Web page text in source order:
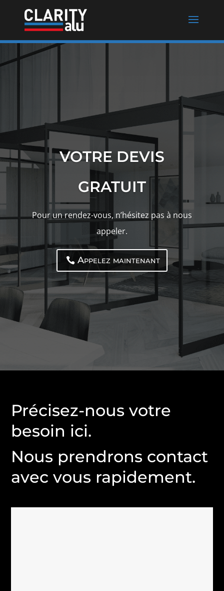
VOTRE DEVIS
GRATUIT
Pour un rendez-vous, n’hésitez pas à nous
appeler.
Appelez maintenant
Précisez-nous votre
besoin ici.
Nous prendrons contact
avec vous rapidement.